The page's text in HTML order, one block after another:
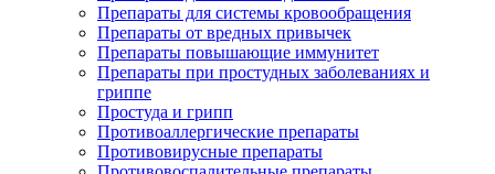
Препараты для системы кровообращения
Препараты от вредных привычек
Препараты повышающие иммунитет
Препараты при простудных заболеваниях и
гриппе
Простуда и грипп
Противоаллергические препараты
Противовирусные препараты